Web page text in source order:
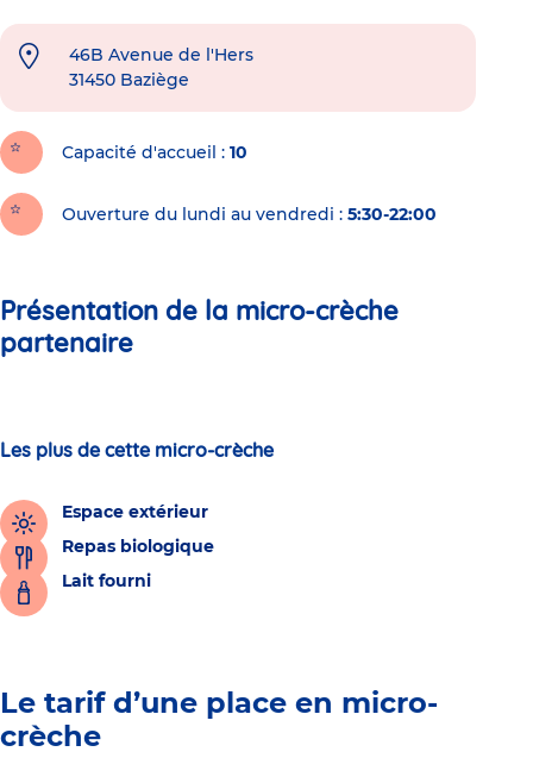
46B Avenue de l'Hers
31450 Baziège
Capacité d'accueil 10
Ouverture du lundi au vendredi : 5:30-22:00
Présentation de la micro-crèche
partenaire
Les plus de cette micro-crèche
Espace extérieur
Repas biologique
Lait fourni
Le tarif d’une place en micro-
crèche